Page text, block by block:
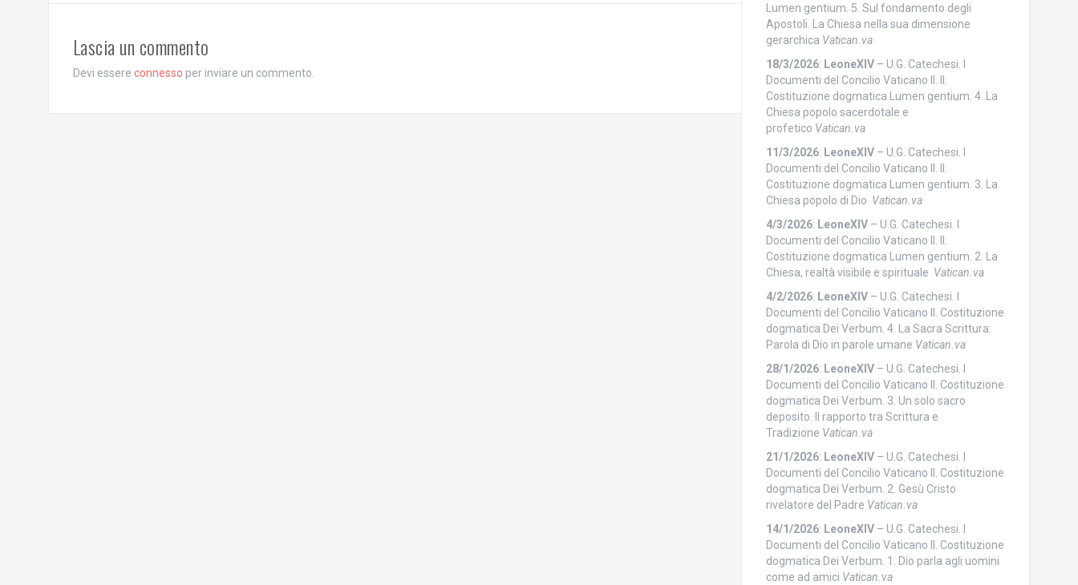
Lascia un commento
Devi essere connesso per inviare un commento.
Lumen gentium. 5. Sul fondamento degli
Apostoli. La Chiesa nella sua dimensione
gerarchica Vatican.va
18/3/2026: LeoneXIV– U.G. Catechesi. I
Documenti del Concilio Vaticano II. II.
Costituzione dogmatica Lumen gentium. 4. La
Chiesa popolo sacerdotale e
profetico Vatican.va
11/3/2026: LeoneXIV– U.G. Catechesi. I
Documenti del Concilio Vaticano II. II.
Costituzione dogmatica Lumen gentium. 3. La
Chiesa popolo di Dio Vatican.va
4/3/2026: LeoneXIV– U.G. Catechesi. I
Documenti del Concilio Vaticano II. II.
Costituzione dogmatica Lumen gentium. 2. La
Chiesa, realtà visibile e spirituale Vatican.va
4/2/2026: LeoneXIV– U.G. Catechesi. I
Documenti del Concilio Vaticano II. Costituzione
dogmatica Dei Verbum. 4. La Sacra Scrittura:
Parola di Dio in parole umane Vatican.va
28/1/2026: LeoneXIV– U.G. Catechesi. I
Documenti del Concilio Vaticano II. Costituzione
dogmatica Dei Verbum. 3. Un solo sacro
deposito. Il rapporto tra Scrittura e
Tradizione Vatican.va
21/1/2026: LeoneXIV– U.G. Catechesi. I
Documenti del Concilio Vaticano II. Costituzione
dogmatica Dei Verbum. 2. Gesù Cristo
rivelatore del Padre Vatican.va
14/1/2026: LeoneXIV– U.G. Catechesi. I
Documenti del Concilio Vaticano II. Costituzione
dogmatica Dei Verbum. 1. Dio parla agli uomini
come ad amici Vatican.va